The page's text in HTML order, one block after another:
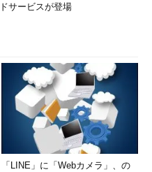
サービスが登場
「LINE」に「Webカメラ」、の